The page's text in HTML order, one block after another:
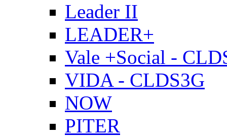
Leader II
LEADER+
Vale +Social -
VIDA - CLDS3G
NOW
PITER